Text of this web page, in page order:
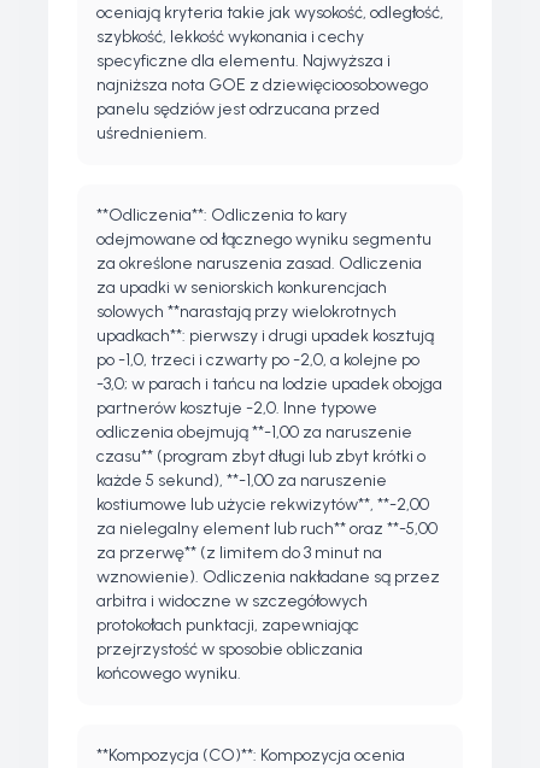
oceniają kryteria takie jak wysokość, odległość,
szybkość, lekkość wykonania i cechy
specyficzne dla elementu. Najwyższa i
najniższa nota GOE z dziewięcioosobowego
panelu sędziów jest odrzucana przed
uśrednieniem.
**Odliczenia**: Odliczenia to kary
odejmowane od łącznego wyniku segmentu
za określone naruszenia zasad. Odliczenia
za upadki w seniorskich konkurencjach
solowych **narastają przy wielokrotnych
upadkach**: pierwszy i drugi upadek kosztują
po -1,0, trzeci i czwarty po -2,0, a kolejne po
-3,0; w parach i tańcu na lodzie upadek obojga
partnerów kosztuje -2,0. Inne typowe
odliczenia obejmują **-1,00 za naruszenie
czasu** (program zbyt długi lub zbyt krótki o
każde 5 sekund), **-1,00 za naruszenie
kostiumowe lub użycie rekwizytów**, **-2,00
za nielegalny element lub ruch** oraz **-5,00
za przerwę** (z limitem do 3 minut na
wznowienie). Odliczenia nakładane są przez
arbitra i widoczne w szczegółowych
protokołach punktacji, zapewniając
przejrzystość w sposobie obliczania
końcowego wyniku.
**Kompozycja (CO)**: Kompozycja ocenia